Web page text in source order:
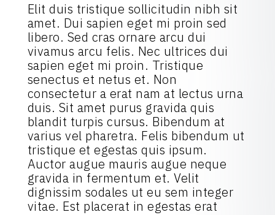
Elit duis tristique sollicitudin nibh sit
amet. Dui sapien eget mi proin sed
libero. Sed cras ornare arcu dui
vivamus arcu felis. Nec ultrices dui
sapien eget mi proin. Tristique
senectus et netus et. Non
consectetur a erat nam at lectus urna
duis. Sit amet purus gravida quis
blandit turpis cursus. Bibendum at
varius vel pharetra. Felis bibendum ut
tristique et egestas quis ipsum.
Auctor augue mauris augue neque
gravida in fermentum et. Velit
dignissim sodales ut eu sem integer
vitae. Est placerat in egestas erat